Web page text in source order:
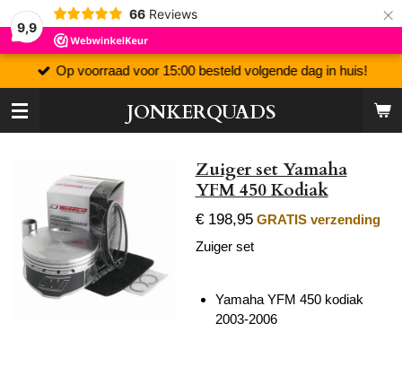
9,9
66 Reviews ×
JONKERQUADS
Op voorraad voor 15:00 besteld volgende dag in huis!
Zuiger set Yamaha
YFM 450 Kodiak
€ 198,95 GRATIS verzending
Zuiger set
Yamaha YFM 450 kodiak
2003-2006